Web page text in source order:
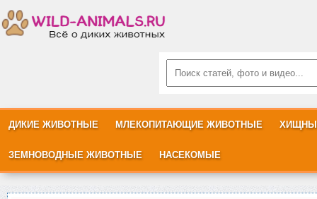
ДИКИЕ ЖИВОТНЫЕ МЛЕКОПИТАЮЩИЕ ЖИВОТНЫЕ
ЗЕМНОВОДНЫЕ ЖИВОТНЫЕ НАСЕКОМЫЕ